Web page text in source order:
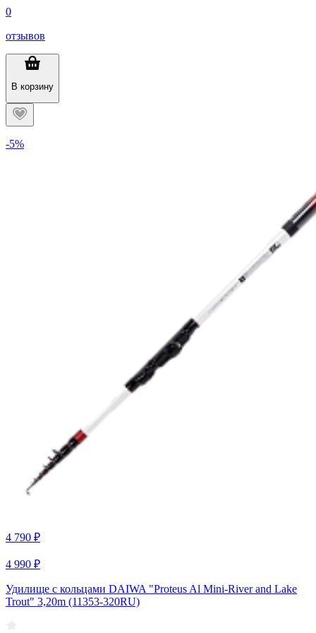
0
отзывов
В корзину
-5%
4 790 ₽
4 990 ₽
Удилище с кольцами DAIWA "Proteus Al Mini-River and Lake
Trout" 3,20m (11353-320RU)